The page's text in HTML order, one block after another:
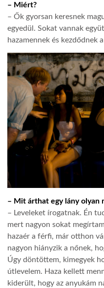
– Miért?
– Ők gyorsan keresnek
egyedül. Sokat vannak
hazamennek és kezdődnek
– Mit árthat egy lány olyan
– Leveleket írogatnak. Én
mert nagyon sokat
hazaér a férfi, már otthon
nagyon hiányzik a nőnek,
Úgy döntöttem, kimegyek
útlevelem. Haza kellett
kiderült, hogy az anyukám